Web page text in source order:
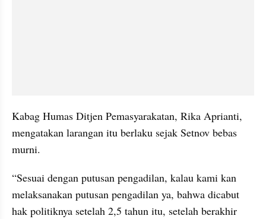
Kabag Humas Ditjen Pemasyarakatan, Rika Aprianti,
mengatakan larangan itu berlaku sejak Setnov bebas
murni.
“Sesuai dengan putusan pengadilan, kalau kami kan
melaksanakan putusan pengadilan ya, bahwa dicabut
hak politiknya setelah 2,5 tahun itu, setelah berakhir